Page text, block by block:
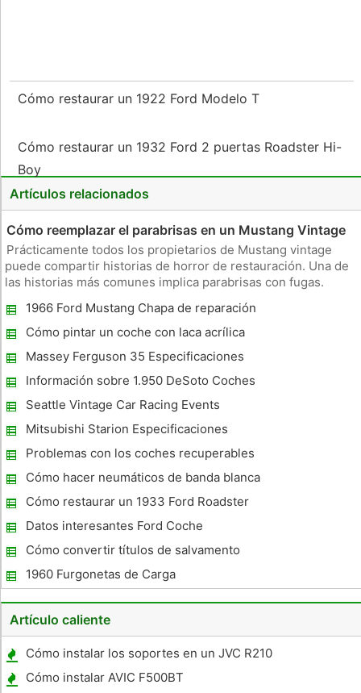
Cómo restaurar un 1922 Ford Modelo T
Cómo restaurar un 1932 Ford 2 puertas Roadster Hi-
Boy
Artículos relacionados
Cómo reemplazar el parabrisas en un Mustang Vintage
Prácticamente todos los propietarios de Mustang vintage
puede compartir historias de horror de restauración. Una de
las historias más comunes implica parabrisas con fugas.
utilizadas para parabrisas. Parabrisas de goma juntas son
difíciles de
1966 Ford Mustang Chapa de reparación
Cómo pintar un coche con laca acrílica
Massey Ferguson 35 Especificaciones
Información sobre 1.950 DeSoto Coches
Seattle Vintage Car Racing Events
Mitsubishi Starion Especificaciones
Problemas con los coches recuperables
Cómo hacer neumáticos de banda blanca
Cómo restaurar un 1933 Ford Roadster
Datos interesantes Ford Coche
Cómo convertir títulos de salvamento
1960 Furgonetas de Carga
Artículo caliente
Cómo instalar los soportes en un JVC R210
Cómo instalar AVIC F500BT